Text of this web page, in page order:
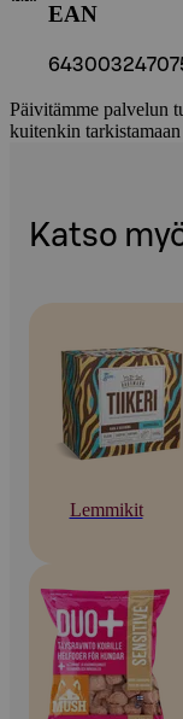
EAN
Päivitämme palvelun
kuitenkin
Katso
Lemmikit